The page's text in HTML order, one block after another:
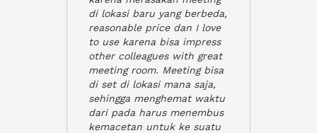
di lokasi baru yang berbeda,
reasonable price dan I love
to use karena bisa impress
other colleagues with great
meeting room. Meeting bisa
di set di lokasi mana saja,
sehingga menghemat waktu
dari pada harus menembus
kemacetan untuk ke suatu